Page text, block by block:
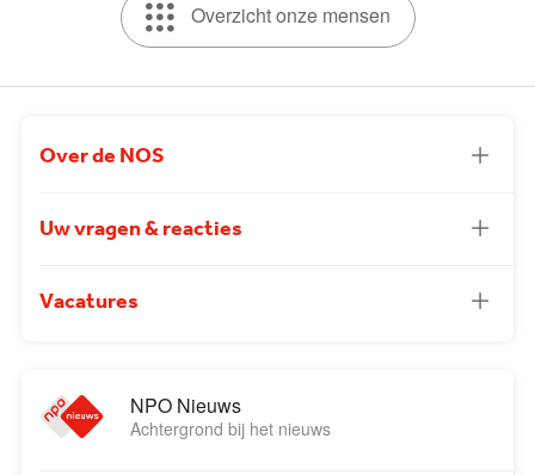
Overzicht onze mensen
Over de NOS
Uw vragen & reacties
Vacatures
NPO Nieuws
Achtergrond bij het nieuws